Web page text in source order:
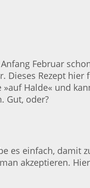
Februar
Dieses Rezept hier
Halde« und
Gut, oder?
es einfach, damit
akzeptieren.